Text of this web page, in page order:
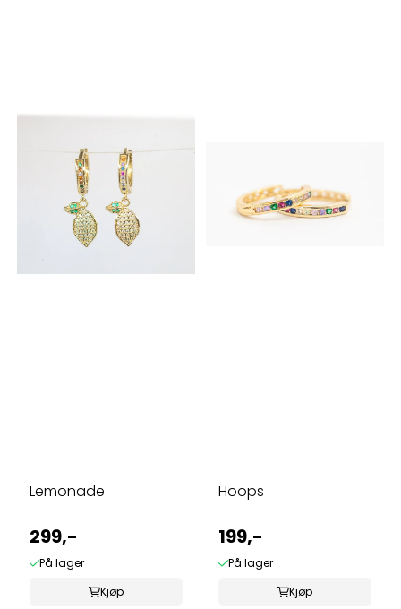
Lemonade
299,-
På lager
Kjøp
Hoops
199,-
På lager
Kjøp